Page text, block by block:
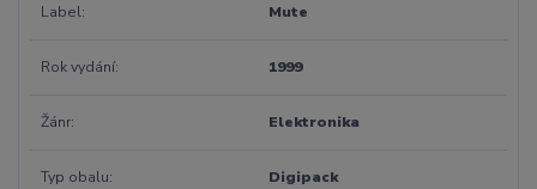
Label Mute
Rok vydání 1999
Žánr Elektronika
Typ obalu Digipack